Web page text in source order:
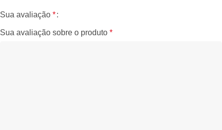
Sua avaliação *
Sua avaliação sobre o produto *